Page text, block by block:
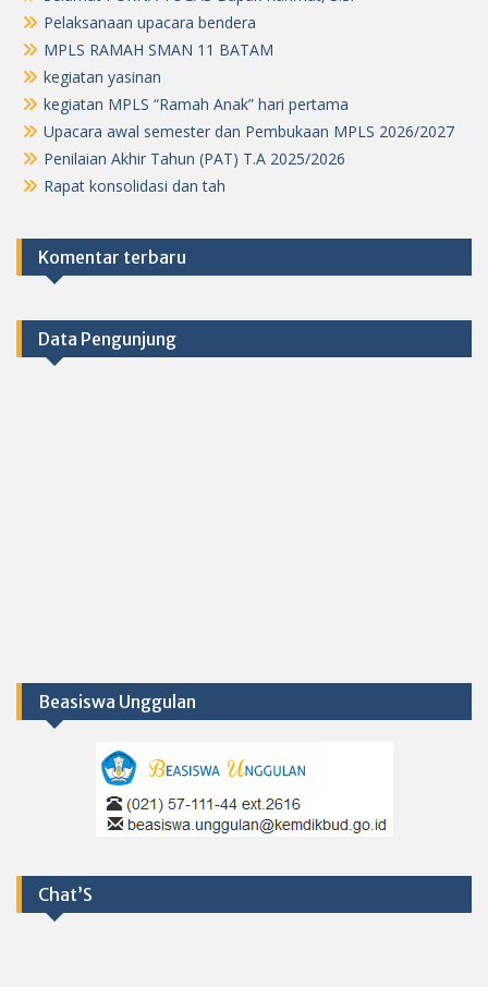
Pelaksanaan upacara bendera
MPLS RAMAH SMAN 11 BATAM
kegiatan yasinan
kegiatan MPLS “Ramah Anak” hari pertama
Upacara awal semester dan Pembukaan MPLS 2026/2027
Penilaian Akhir Tahun (PAT) T.A 2025/2026
Rapat konsolidasi dan tah
Komentar terbaru
Data Pengunjung
Beasiswa Unggulan
Chat’S